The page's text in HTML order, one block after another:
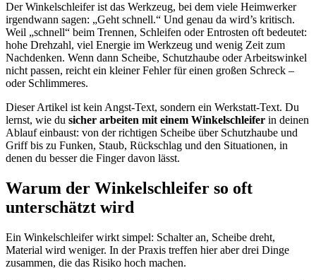
Der Winkelschleifer ist das Werkzeug, bei dem viele Heimwerker
irgendwann sagen: „Geht schnell.“ Und genau da wird’s kritisch.
Weil „schnell“ beim Trennen, Schleifen oder Entrosten oft bedeutet:
hohe Drehzahl, viel Energie im Werkzeug und wenig Zeit zum
Nachdenken. Wenn dann Scheibe, Schutzhaube oder Arbeitswinkel
nicht passen, reicht ein kleiner Fehler für einen großen Schreck –
oder Schlimmeres.
Dieser Artikel ist kein Angst-Text, sondern ein Werkstatt-Text. Du
lernst, wie du sicher arbeiten mit einem Winkelschleifer in deinen
Ablauf einbaust: von der richtigen Scheibe über Schutzhaube und
Griff bis zu Funken, Staub, Rückschlag und den Situationen, in
denen du besser die Finger davon lässt.
Warum der Winkelschleifer so oft
unterschätzt wird
Ein Winkelschleifer wirkt simpel: Schalter an, Scheibe dreht,
Material wird weniger. In der Praxis treffen hier aber drei Dinge
zusammen, die das Risiko hoch machen.